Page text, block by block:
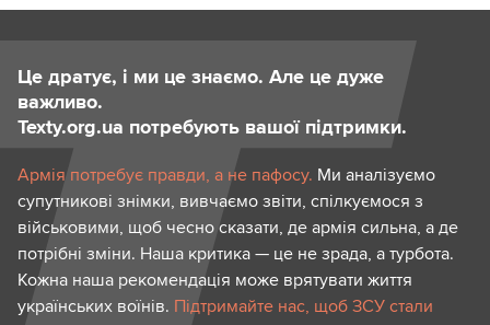
Це дратує, і ми це знаємо. Але це дуже
важливо.
Texty.org.ua потребують вашої підтримки.
Армія потребує правди, а не пафосу. Ми аналізуємо
супутникові знімки, вивчаємо звіти, спілкуємося з
військовими, щоб чесно сказати, де армія сильна, а де
потрібні зміни. Наша критика — це не зрада, а турбота.
Кожна наша рекомендація може врятувати життя
українських воїнів. Підтримайте нас, щоб ЗСУ стали